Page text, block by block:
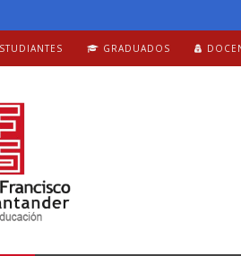
GRADUADOS